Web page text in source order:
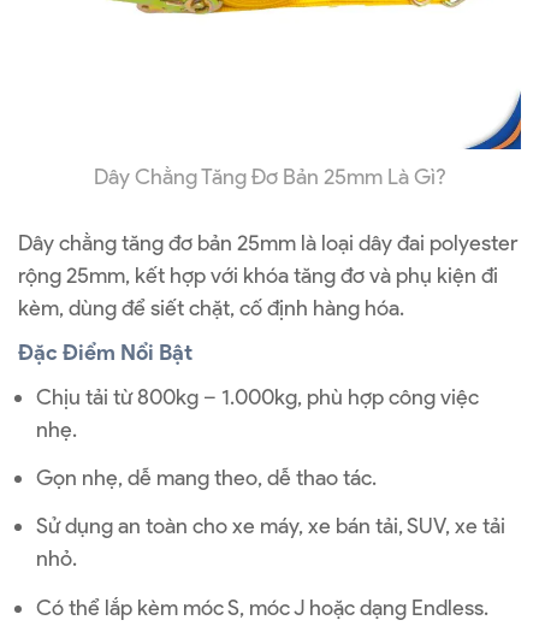
Dây Chằng Tăng Đơ Bản 25mm Là Gì?
Dây chằng tăng đơ bản 25mm là loại dây đai polyester
rộng 25mm, kết hợp với khóa tăng đơ và phụ kiện đi
kèm, dùng để siết chặt, cố định hàng hóa.
Đặc Điểm Nổi Bật
Chịu tải từ 800kg – 1.000kg, phù hợp công việc
nhẹ.
Gọn nhẹ, dễ mang theo, dễ thao tác.
Sử dụng an toàn cho xe máy, xe bán tải, SUV, xe tải
nhỏ.
Có thể lắp kèm móc S, móc J hoặc dạng Endless.